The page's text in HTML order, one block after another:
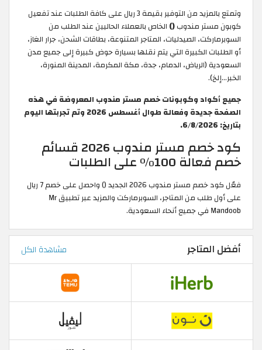
وتمتع بالمزيد من التوفير بقيمة 3 ريال على كافة الطلبات عند تفعيل
كوبون مستر مندوب() الخاص بالعملاء الحاليين عند الطلب من
السوبرماركت، الصيدليات، المتاجر المتنوعة، بطاقات الشحن، جرار الغاز،
أو الطلبات الكبيرة التي يتم نقلها بسيارة حوض كبيرة إلى جميع مدن
السعودية (الرياض، الدمام، جدة، مكة المكرمة، المدينة المنورة،
الخبر…إلخ).
جميع أكواد وكوبونات خصم مستر مندوب المعروضة في هذه
الصفحة جديدة وفعالة طوال أغسطس 2026 وتم تجربتها اليوم
بتاريخ: 6/8/2026.
كود خصم مستر مندوب 2026 قسائم
خصم فعالة 100% على الطلبات
فعّل كود خصم مستر مندوب 2026 الجديد () واحصل على خصم 7 ريال
على أول طلب من المتاجر، السوبرماركت والمزيد عبر تطبيق Mr
Mandoob في جميع أنحاء السعودية.
أفضل المتاجر مشاهدة الكل